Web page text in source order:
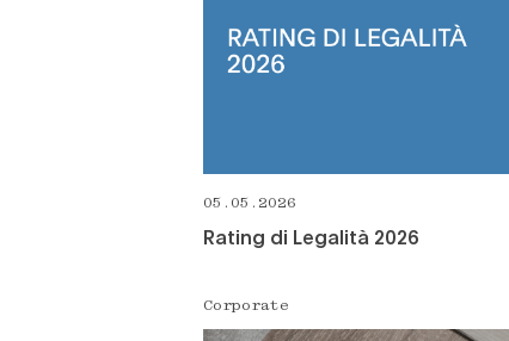
05.05.2026
Rating di Legalità 2026
Corporate